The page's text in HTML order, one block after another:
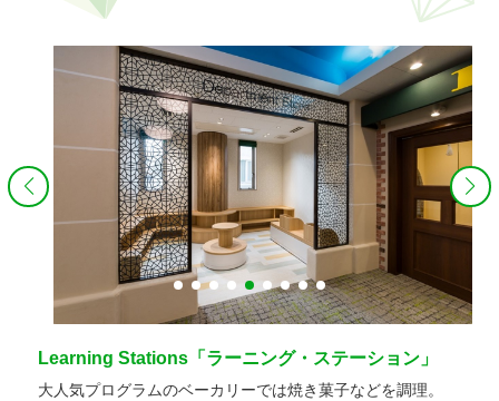
Learning Stations「ラーニング・ステーション」
大人気プログラムのベーカリーでは焼き菓子などを調理。